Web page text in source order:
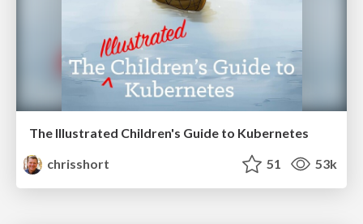
The Illustrated Children's Guide to Kubernetes
chrisshort
51 53k